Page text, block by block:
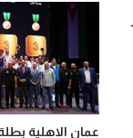
عمان الاهلية